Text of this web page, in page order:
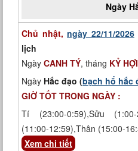
Ngày
Chủ nhật,ngày 22/11/2026
lịch
Ngày CANH TÝ, tháng KỶ HỢI
Ngày Hắc đạo (bạch hổ hắc
GIỜ TỐT TRONG NGÀY :
Tí (23:00-0:59),Sửu (1:00-
(11:00-12:59),Thân (15:00-
Xem chi tiết